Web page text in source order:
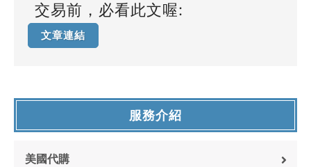
交易前，必看此文喔:
文章連結
服務介紹
美國代購